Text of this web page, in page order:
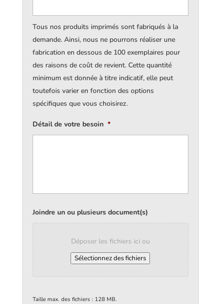
Tous nos produits imprimés sont fabriqués à la
demande. Ainsi, nous ne pourrons réaliser une
fabrication en dessous de 100 exemplaires pour
des raisons de coût de revient. Cette quantité
minimum est donnée à titre indicatif, elle peut
toutefois varier en fonction des options
spécifiques que vous choisirez.
Détail de votre besoin *
Joindre un ou plusieurs document(s)
Déposer les fichiers ici ou
Sélectionnez des fichiers
Taille max. des fichiers : 128 MB.